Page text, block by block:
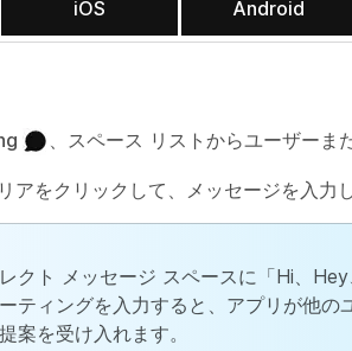
iOS Android
、スペース リストからユーザーま
アをクリックして、メッセージを入力し
クト メッセージ スペースに「Hi、
ティングを入力すると、アプリが他
案を受け入れます。